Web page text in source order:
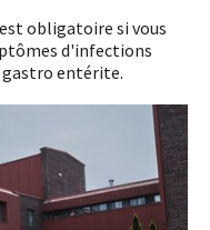
obligatoire si vous
d'infections
gastro entérite.